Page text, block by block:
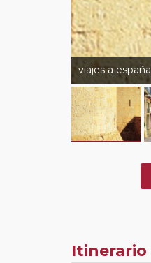
viajes a españa
Itinerario